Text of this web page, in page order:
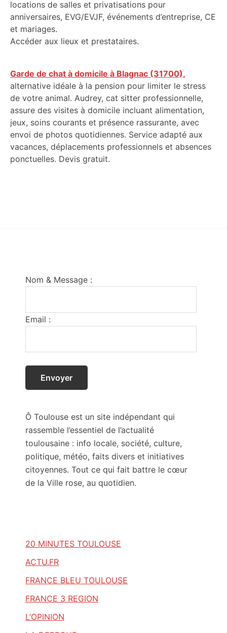
locations de salles et privatisations pour
anniversaires, EVG/EVJF, événements d’entreprise, CE
et mariages.
Accéder aux lieux et prestataires.
Garde de chat à domicile à Blagnac (31700),
alternative idéale à la pension pour limiter le stress
de votre animal. Audrey, cat sitter professionnelle,
assure des visites à domicile incluant alimentation,
jeux, soins courants et présence rassurante, avec
envoi de photos quotidiennes. Service adapté aux
vacances, déplacements professionnels et absences
ponctuelles. Devis gratuit.
Nom & Message :
Email :
Ô Toulouse est un site indépendant qui
rassemble l’essentiel de l’actualité
toulousaine : info locale, société, culture,
politique, météo, faits divers et initiatives
citoyennes. Tout ce qui fait battre le cœur
de la Ville rose, au quotidien.
20 MINUTES TOULOUSE
ACTU.FR
FRANCE BLEU TOULOUSE
FRANCE 3 REGION
L’OPINION